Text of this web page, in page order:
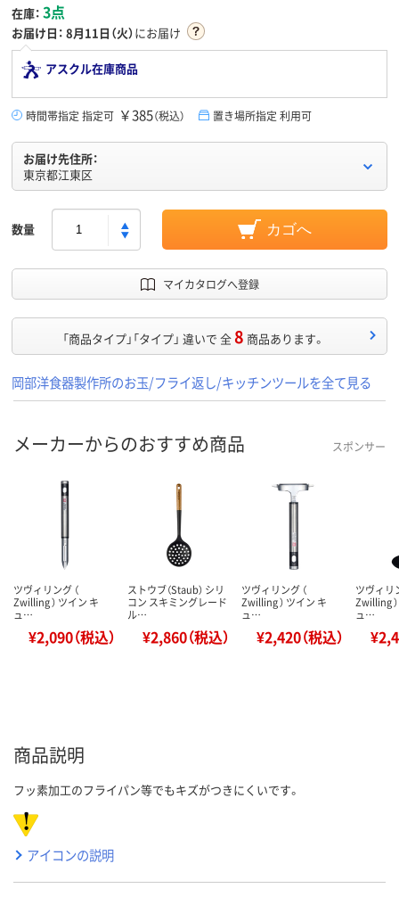
在庫： 3点
お届け日： 8月11日（火）にお届け
アスクル在庫商品
時間帯指定 指定可 ￥385（税込） 置き場所指定 利用可
お届け先住所：
東京都江東区
数量 カゴへ
マイカタログへ登録
「商品タイプ」「タイプ」 違いで 全8 商品あります。
岡部洋食器製作所のお玉/フライ返し/キッチンツールを全て見る
メーカーからのおすすめ商品 スポンサー
ツヴィリング （
Zwilling ） ツイン キ
ュ…
¥2,090（税込）
ストウブ（Staub） シリ
コン スキミングレード
ル…
¥2,860（税込）
ツヴィリング （
Zwilling ） ツイン キ
ュ…
¥2,420（税込）
ツヴィリ
Zwilling
ュ…
商品説明
フッ素加工のフライパン等でもキズがつきにくいです。
アイコンの説明